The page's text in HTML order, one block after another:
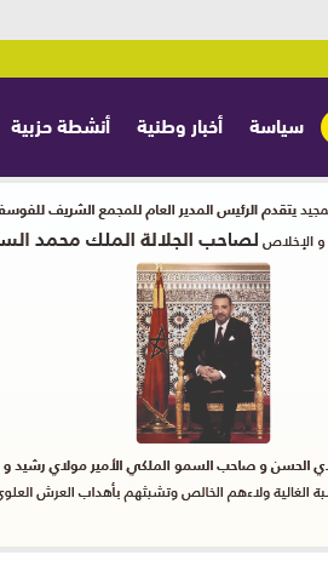
سياسة أخبار وطنية أنشطة حزبية